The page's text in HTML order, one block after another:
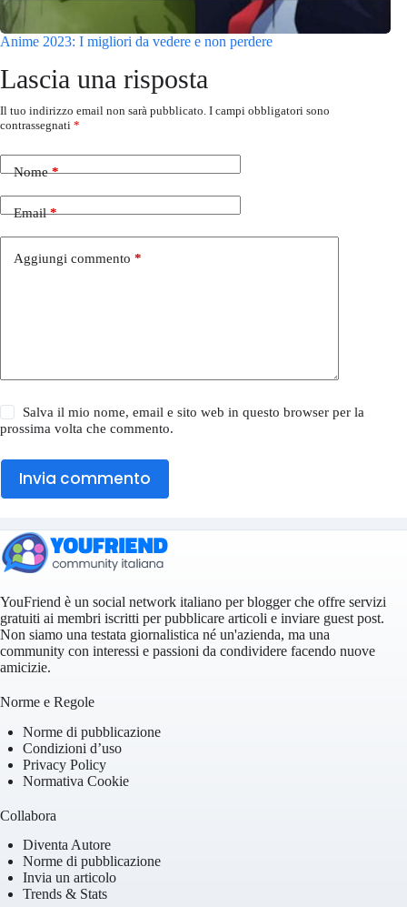
Anime 2023: I migliori da vedere e non perdere
Lascia una risposta
Il tuo indirizzo email non sarà pubblicato. I campi obbligatori sono
contrassegnati *
Nome*
Email*
Aggiungi commento *
Salva il mio nome, email e sito web in questo browser per la
prossima volta che commento.
Invia commento
YouFriend è un social network italiano per blogger che offre servizi
gratuiti ai membri iscritti per pubblicare articoli e inviare guest post.
Non siamo una testata giornalistica né un'azienda, ma una
community con interessi e passioni da condividere facendo nuove
amicizie.
Norme e Regole
Norme di pubblicazione
Condizioni d’uso
Privacy Policy
Normativa Cookie
Collabora
Diventa Autore
Norme di pubblicazione
Invia un articolo
Trends & Stats